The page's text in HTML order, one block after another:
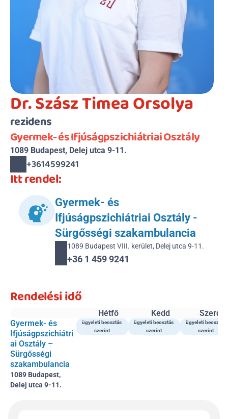
Dr. Szász Timea Orsolya
rezidens
Gyermek- és Ifjúságpszichiátriai Osztály
1089 Budapest, Delej utca 9-11.
+3614599241
Itt rendel:
Gyermek- és
Ifjúságpszichiátriai Osztály -
Sürgősségi szakambulancia
1089 Budapest VIII. kerület, Delej utca 9-11.
+36 1 459 9241
Rendelési idő
Hétfő Kedd
Szerda
Gyermek- és
Ifjúságpszichiátri
ai Osztály –
Sürgősségi
szakambulancia
1089 Budapest,
Delej utca 9-11.
ügyeleti beosztás
szerint
ügyeleti beosztás
szerint
ügyeleti beosztás
szerint